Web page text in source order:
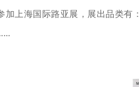
上海国际路亚展，展出品类有：